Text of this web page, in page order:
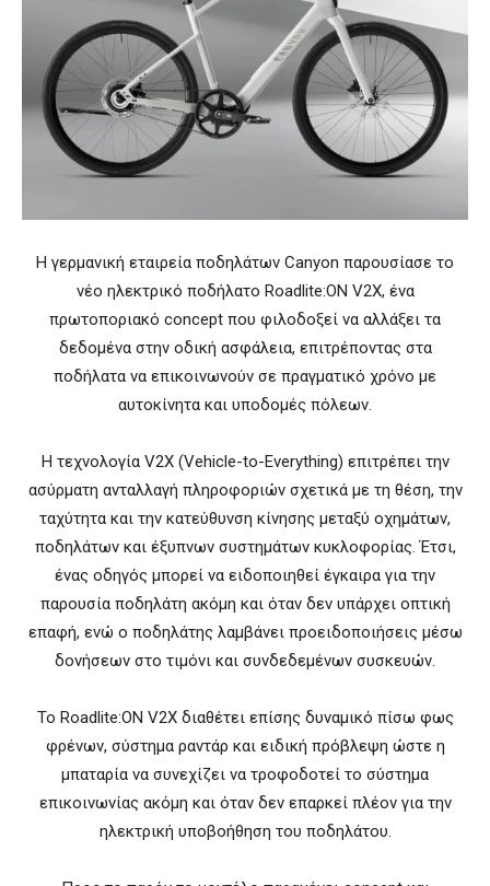
Η γερμανική εταιρεία ποδηλάτων Canyon παρουσίασε το
νέο ηλεκτρικό ποδήλατο Roadlite:ON V2X, ένα
πρωτοποριακό concept που φιλοδοξεί να αλλάξει τα
δεδομένα στην οδική ασφάλεια, επιτρέποντας στα
ποδήλατα να επικοινωνούν σε πραγματικό χρόνο με
αυτοκίνητα και υποδομές πόλεων.
Η τεχνολογία V2X (Vehicle-to-Everything) επιτρέπει την
ασύρματη ανταλλαγή πληροφοριών σχετικά με τη θέση, την
ταχύτητα και την κατεύθυνση κίνησης μεταξύ οχημάτων,
ποδηλάτων και έξυπνων συστημάτων κυκλοφορίας. Έτσι,
ένας οδηγός μπορεί να ειδοποιηθεί έγκαιρα για την
παρουσία ποδηλάτη ακόμη και όταν δεν υπάρχει οπτική
επαφή, ενώ ο ποδηλάτης λαμβάνει προειδοποιήσεις μέσω
δονήσεων στο τιμόνι και συνδεδεμένων συσκευών.
Το Roadlite:ON V2X διαθέτει επίσης δυναμικό πίσω φως
φρένων, σύστημα ραντάρ και ειδική πρόβλεψη ώστε η
μπαταρία να συνεχίζει να τροφοδοτεί το σύστημα
επικοινωνίας ακόμη και όταν δεν επαρκεί πλέον για την
ηλεκτρική υποβοήθηση του ποδηλάτου.